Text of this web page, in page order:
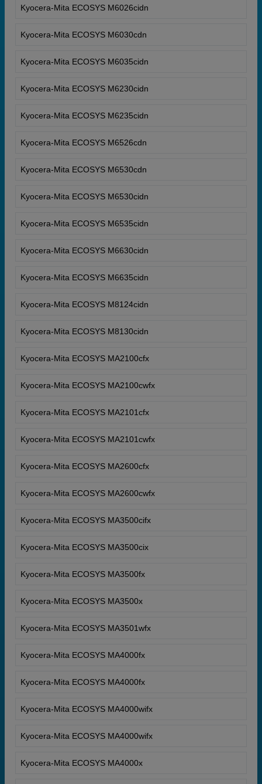
Kyocera-Mita ECOSYS M6026cidn
Kyocera-Mita ECOSYS M6030cdn
Kyocera-Mita ECOSYS M6035cidn
Kyocera-Mita ECOSYS M6230cidn
Kyocera-Mita ECOSYS M6235cidn
Kyocera-Mita ECOSYS M6526cdn
Kyocera-Mita ECOSYS M6530cdn
Kyocera-Mita ECOSYS M6530cidn
Kyocera-Mita ECOSYS M6535cidn
Kyocera-Mita ECOSYS M6630cidn
Kyocera-Mita ECOSYS M6635cidn
Kyocera-Mita ECOSYS M8124cidn
Kyocera-Mita ECOSYS M8130cidn
Kyocera-Mita ECOSYS MA2100cfx
Kyocera-Mita ECOSYS MA2100cwfx
Kyocera-Mita ECOSYS MA2101cfx
Kyocera-Mita ECOSYS MA2101cwfx
Kyocera-Mita ECOSYS MA2600cfx
Kyocera-Mita ECOSYS MA2600cwfx
Kyocera-Mita ECOSYS MA3500cifx
Kyocera-Mita ECOSYS MA3500cix
Kyocera-Mita ECOSYS MA3500fx
Kyocera-Mita ECOSYS MA3500x
Kyocera-Mita ECOSYS MA3501wfx
Kyocera-Mita ECOSYS MA4000fx
Kyocera-Mita ECOSYS MA4000fx
Kyocera-Mita ECOSYS MA4000wifx
Kyocera-Mita ECOSYS MA4000wifx
Kyocera-Mita ECOSYS MA4000x